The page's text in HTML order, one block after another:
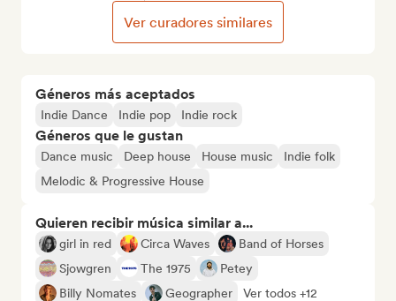
Géneros más aceptados
Indie Dance Indie pop Indie rock
Géneros que le gustan
Dance music Deep house House music
Indie folk
Melodic & Progressive House
Quieren recibir música similar a...
girl in red Circa Waves
Band of Horses
Sjowgren
The 1975
Petey
Billy Nomates
Geographer Ver todos +12
Ver curadores similares